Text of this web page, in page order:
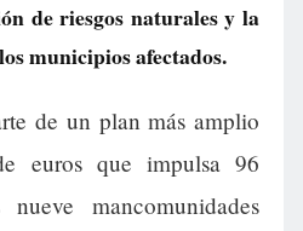
de riesgos naturales y la
municipios afectados.
de un plan más amplio
euros que impulsa 96
mancomunidades